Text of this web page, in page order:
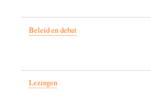
Beleid en debat
Lezingen